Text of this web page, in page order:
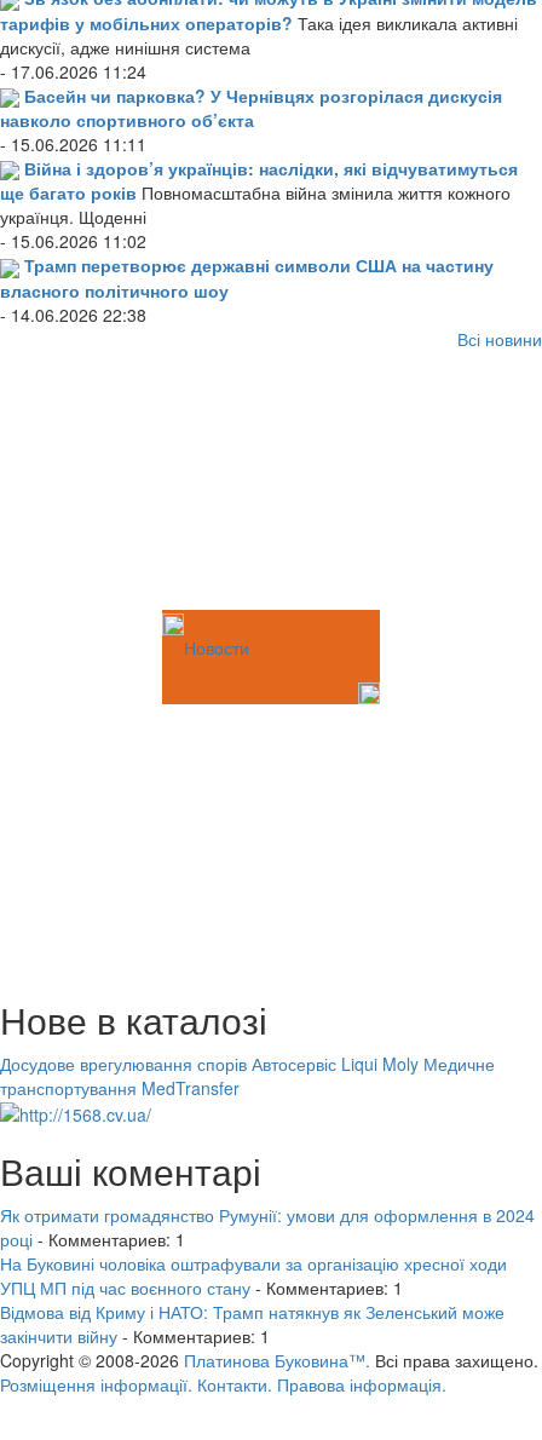
тарифів у мобільних операторів? Така ідея викликала активні
дискусії, адже нинішня система
- 17.06.2026 11:24
Басейн чи парковка? У Чернівцях розгорілася дискусія
навколо спортивного об’єкта
- 15.06.2026 11:11
Війна і здоров’я українців: наслідки, які відчуватимуться
ще багато років Повномасштабна війна змінила життя кожного
українця. Щоденні
- 15.06.2026 11:02
Трамп перетворює державні символи США на частину
власного політичного шоу
- 14.06.2026 22:38
Всі новини
Новости
Нове в каталозі
Досудове врегулювання спорів Автосервіс Liqui Moly Медичне
транспортування MedTransfer
Ваші коментарі
Як отримати громадянство Румунії: умови для оформлення в 2024
році - Комментариев: 1
На Буковині чоловіка оштрафували за організацію хресної ходи
УПЦ МП під час воєнного стану - Комментариев: 1
Відмова від Криму і НАТО: Трамп натякнув як Зеленський може
закінчити війну - Комментариев: 1
Copyright © 2008-2026 Платинова Буковина™. Всі права захищено.
Розміщення інформації. Контакти. Правова інформація.